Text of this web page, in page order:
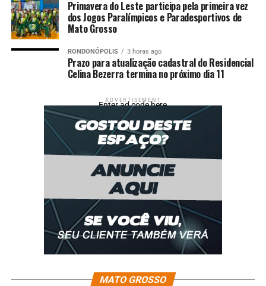
continuidade do patrimônio
cultural, e consideram que
os principais apoios do
Estado deveriam envolver a
geração de renda,
lançamento de editais e
aposentadoria para esses
agentes culturais, isso pode
mudar a direção da atuação
dos governos federal,
estaduais e municipais com
a preservação e
salvaguarda do patrimônio
cultural brasileiro.”
Primavera do Leste participa pela primeira vez
dos Jogos Paralímpicos e Paradesportivos de
Mato Grosso
RONDONÓPOLIS 3 horas ago
Prazo para atualização cadastral do Residencial
Celina Bezerra termina no próximo dia 11
ADVERTISEMENT
Enter ad code here
MATO GROSSO